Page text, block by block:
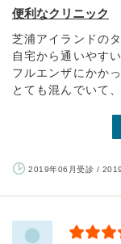
便利なクリニック
芝浦アイランドの
自宅から通いやす
フルエンザにかか
とても混んでいて
2019年06月受診 /